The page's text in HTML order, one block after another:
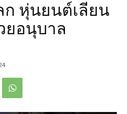
ก หุ่นยนต์เลียน
อนุบาล